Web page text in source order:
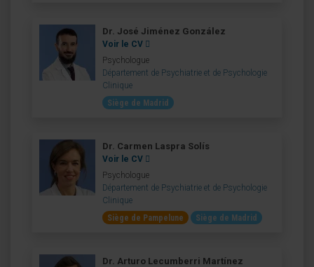
Dr. José Jiménez González
Voir le CV
Psychologue
Département de Psychiatrie et de Psychologie
Clinique
Siège de Madrid
Dr. Carmen Laspra Solís
Voir le CV
Psychologue
Département de Psychiatrie et de Psychologie
Clinique
Siège de Pampelune
Siège de Madrid
Dr. Arturo Lecumberri Martínez